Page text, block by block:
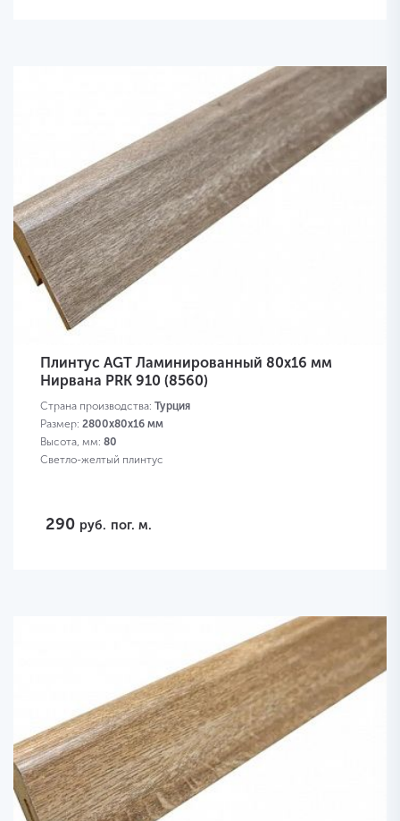
Плинтус AGT Ламинированный 80х16 мм
Нирвана PRK 910 (8560)
Страна производства: Турция
Размер: 2800х80х16 мм
Высота, мм: 80
Светло-желтый плинтус
290 руб. пог. м.